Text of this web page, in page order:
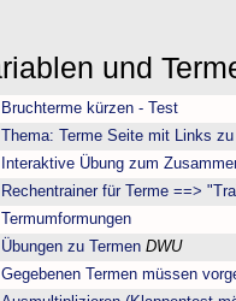
und
Bruchterme kürzen - Test
Thema: Terme Seite mit Links
Interaktive Übung zum
Rechentrainer für Terme ==>
Termumformungen
Übungen zu Termen DWU
Gegebenen Termen müssen